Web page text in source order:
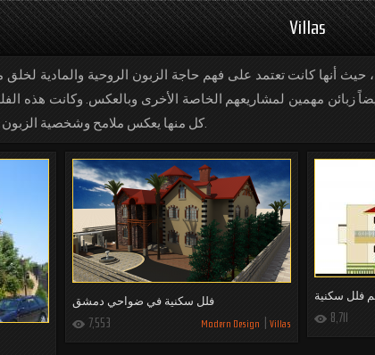
Villas
أنها كانت تعتمد على فهم حاجة الزبون الروحية والمادية
زبائن مهمين لمشاريعهم الخاصة الأخرى وبالعكس. وكانت هذه
كل منها يعكس ملامح وشخصية الزبون مع إضافة لمسة وروح المؤسسة.
فلل سكنية في ضواحي دمشق
Modern Design Villas
7,553
فلل سكنية
8,711